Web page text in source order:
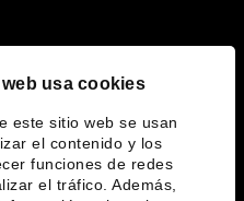
usa cookies
este sitio web se usan
el contenido y los
funciones de redes
el tráfico. Además,